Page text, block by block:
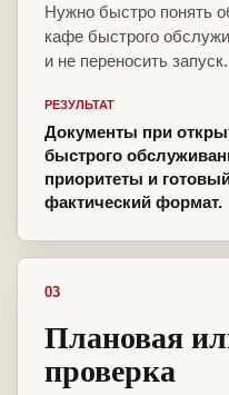
Нужно быстро понять
кафе быстрого
и не переносить запуск.
РЕЗУЛЬТАТ
Документы при
быстрого
приоритеты и
фактический формат.
03
Плановая
проверка